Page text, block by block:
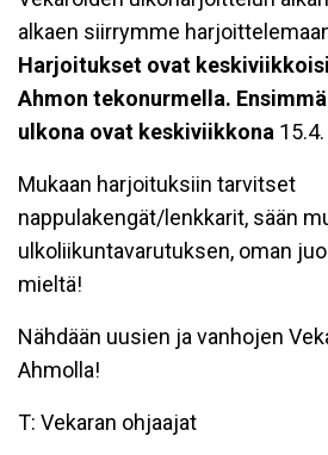
alkaen siirrymme
Harjoitukset ovat
Ahmon tekonurmella.
ulkona ovat keskiviikkona 15.4.
Mukaan harjoituksiin tarvitset
nappulakengät/lenkkarit, sään
ulkoliikuntavarutuksen, oman
mieltä!
Nähdään uusien ja vanhojen
Ahmolla!
T: Vekaran ohjaajat